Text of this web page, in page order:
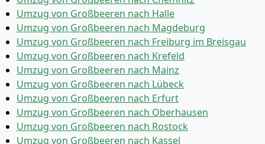
Umzug von Großbeeren nach Halle
Umzug von Großbeeren nach Magdeburg
Umzug von Großbeeren nach Freiburg im Breisgau
Umzug von Großbeeren nach Krefeld
Umzug von Großbeeren nach Mainz
Umzug von Großbeeren nach Lübeck
Umzug von Großbeeren nach Erfurt
Umzug von Großbeeren nach Oberhausen
Umzug von Großbeeren nach Rostock
Umzug von Großbeeren nach Kassel